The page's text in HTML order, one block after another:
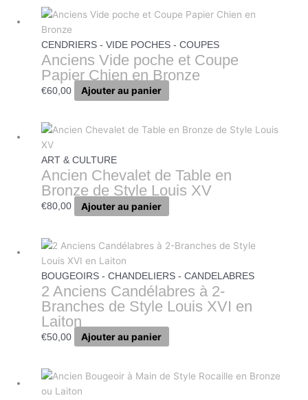
CENDRIERS - VIDE POCHES - COUPES
Anciens Vide poche et Coupe
Papier Chien en Bronze
€60,00 Ajouter au panier
ART & CULTURE
Ancien Chevalet de Table en
Bronze de Style Louis XV
€80,00 Ajouter au panier
BOUGEOIRS - CHANDELIERS - CANDELABRES
2 Anciens Candélabres à 2-
Branches de Style Louis XVI en
Laiton
€50,00 Ajouter au panier